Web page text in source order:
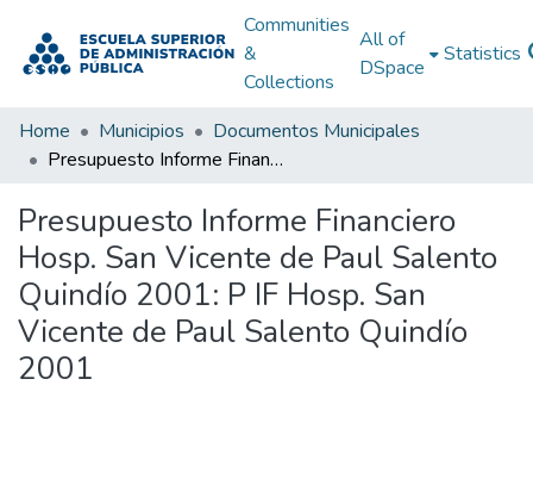
Communities
&
Collections
All of
DSpace
Statistics
Home Municipios
Documentos Municipales
Presupuesto Informe Financiero Hosp. San Vicente de Paul Salento Quindío 2001: P IF Hosp. San Vicente de Paul Salento Quindío 2001
Presupuesto Informe Financiero
Hosp. San Vicente de Paul Salento
Quindío 2001: P IF Hosp. San
Vicente de Paul Salento Quindío
2001